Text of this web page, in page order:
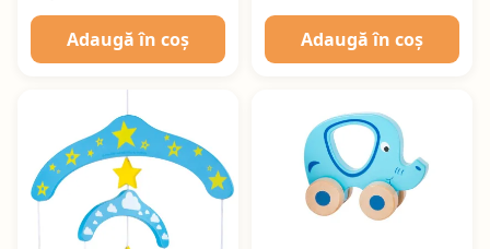
Adaugă în coș
Adaugă în coș